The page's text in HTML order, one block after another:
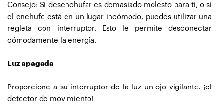
Consejo: Si desenchufar es demasiado molesto para ti, o si
el enchufe está en un lugar incómodo, puedes utilizar una
regleta con interruptor. Esto le permite desconectar
cómodamente la energía.
Luz apagada
Proporcione a su interruptor de la luz un ojo vigilante: ¡el
detector de movimiento!